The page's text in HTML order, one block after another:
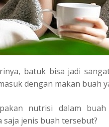
batuk bisa jadi
dengan makan buah
nutrisi dalam
saja jenis buah tersebut?